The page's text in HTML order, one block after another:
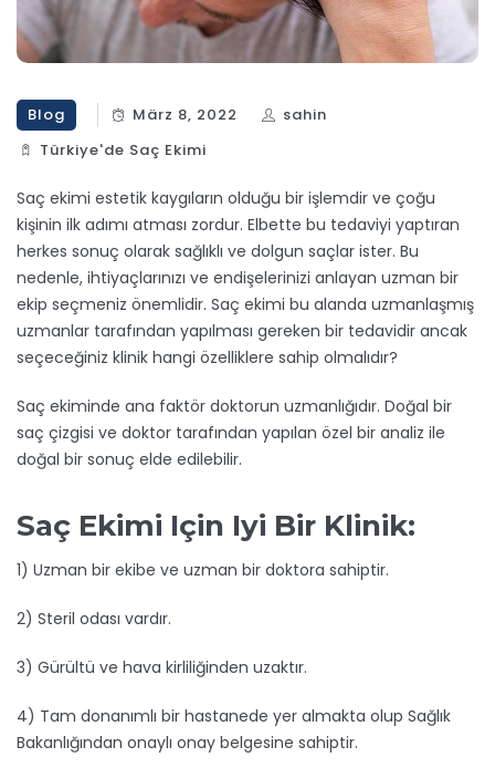
Blog März 8, 2022
sahin
Türkiye'de Saç Ekimi
Saç ekimi estetik kaygıların olduğu bir işlemdir ve çoğu
kişinin ilk adımı atması zordur. Elbette bu tedaviyi yaptıran
herkes sonuç olarak sağlıklı ve dolgun saçlar ister. Bu
nedenle, ihtiyaçlarınızı ve endişelerinizi anlayan uzman bir
ekip seçmeniz önemlidir. Saç ekimi bu alanda uzmanlaşmış
uzmanlar tarafından yapılması gereken bir tedavidir ancak
seçeceğiniz klinik hangi özelliklere sahip olmalıdır?
Saç ekiminde ana faktör doktorun uzmanlığıdır. Doğal bir
saç çizgisi ve doktor tarafından yapılan özel bir analiz ile
doğal bir sonuç elde edilebilir.
Saç Ekimi Için Iyi Bir Klinik:
1) Uzman bir ekibe ve uzman bir doktora sahiptir.
2) Steril odası vardır.
3) Gürültü ve hava kirliliğinden uzaktır.
4) Tam donanımlı bir hastanede yer almakta olup Sağlık
Bakanlığından onaylı onay belgesine sahiptir.